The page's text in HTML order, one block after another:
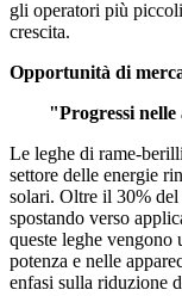
gli operatori più
crescita.
Opportunità di
"Progressi
Le leghe di rame-
settore delle energie
solari. Oltre il 30% del
spostando verso
queste leghe vengono
potenza e nelle
enfasi sulla riduzione